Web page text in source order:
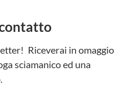
Riceverai in omaggio
sciamanico ed una